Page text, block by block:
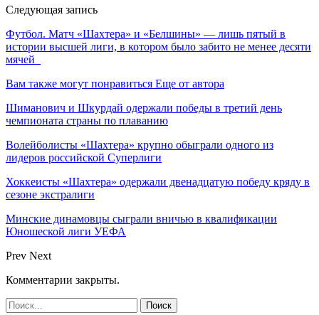
Следующая запись
Футбол. Матч «Шахтера» и «Белшины» — лишь пятый в
истории высшей лиги, в котором было забито не менее десяти
мячей
Вам также могут понравиться Еще от автора
Шиманович и Шкурдай одержали победы в третий день
чемпионата страны по плаванию
Волейболисты «Шахтера» крупно обыграли одного из
лидеров российской Суперлиги
Хоккеисты «Шахтера» одержали двенадцатую победу кряду в
сезоне экстралиги
Минские динамовцы сыграли вничью в квалификации
Юношеской лиги УЕФА
Prev Next
Комментарии закрыты.